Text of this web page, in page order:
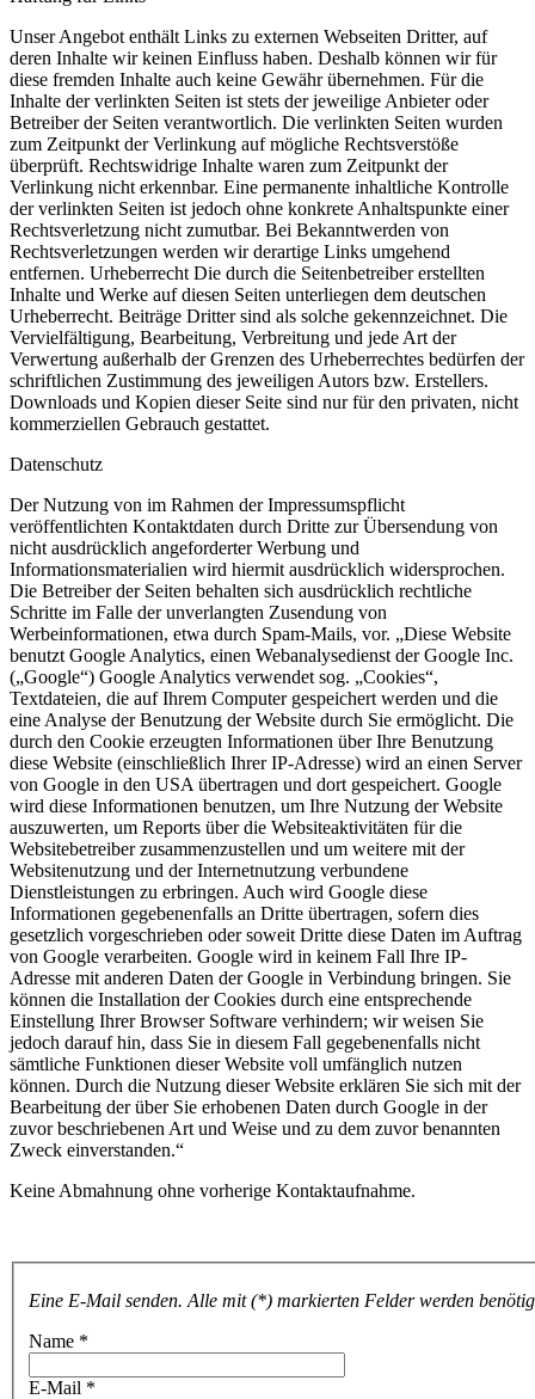
Unser Angebot enthält Links zu externen Webseiten Dritter, auf
deren Inhalte wir keinen Einfluss haben. Deshalb können wir für
diese fremden Inhalte auch keine Gewähr übernehmen. Für die
Inhalte der verlinkten Seiten ist stets der jeweilige Anbieter oder
Betreiber der Seiten verantwortlich. Die verlinkten Seiten wurden
zum Zeitpunkt der Verlinkung auf mögliche Rechtsverstöße
überprüft. Rechtswidrige Inhalte waren zum Zeitpunkt der
Verlinkung nicht erkennbar. Eine permanente inhaltliche Kontrolle
der verlinkten Seiten ist jedoch ohne konkrete Anhaltspunkte einer
Rechtsverletzung nicht zumutbar. Bei Bekanntwerden von
Rechtsverletzungen werden wir derartige Links umgehend
entfernen. Urheberrecht Die durch die Seitenbetreiber erstellten
Inhalte und Werke auf diesen Seiten unterliegen dem deutschen
Urheberrecht. Beiträge Dritter sind als solche gekennzeichnet. Die
Vervielfältigung, Bearbeitung, Verbreitung und jede Art der
Verwertung außerhalb der Grenzen des Urheberrechtes bedürfen der
schriftlichen Zustimmung des jeweiligen Autors bzw. Erstellers.
Downloads und Kopien dieser Seite sind nur für den privaten, nicht
kommerziellen Gebrauch gestattet.
Datenschutz
Der Nutzung von im Rahmen der Impressumspflicht
veröffentlichten Kontaktdaten durch Dritte zur Übersendung von
nicht ausdrücklich angeforderter Werbung und
Informationsmaterialien wird hiermit ausdrücklich widersprochen.
Die Betreiber der Seiten behalten sich ausdrücklich rechtliche
Schritte im Falle der unverlangten Zusendung von
Werbeinformationen, etwa durch Spam-Mails, vor. „Diese Website
benutzt Google Analytics, einen Webanalysedienst der Google Inc.
(„Google“) Google Analytics verwendet sog. „Cookies“,
Textdateien, die auf Ihrem Computer gespeichert werden und die
eine Analyse der Benutzung der Website durch Sie ermöglicht. Die
durch den Cookie erzeugten Informationen über Ihre Benutzung
diese Website (einschließlich Ihrer IP-Adresse) wird an einen Server
von Google in den USA übertragen und dort gespeichert. Google
wird diese Informationen benutzen, um Ihre Nutzung der Website
auszuwerten, um Reports über die Websiteaktivitäten für die
Websitebetreiber zusammenzustellen und um weitere mit der
Websitenutzung und der Internetnutzung verbundene
Dienstleistungen zu erbringen. Auch wird Google diese
Informationen gegebenenfalls an Dritte übertragen, sofern dies
gesetzlich vorgeschrieben oder soweit Dritte diese Daten im Auftrag
von Google verarbeiten. Google wird in keinem Fall Ihre IP-
Adresse mit anderen Daten der Google in Verbindung bringen. Sie
können die Installation der Cookies durch eine entsprechende
Einstellung Ihrer Browser Software verhindern; wir weisen Sie
jedoch darauf hin, dass Sie in diesem Fall gegebenenfalls nicht
sämtliche Funktionen dieser Website voll umfänglich nutzen
können. Durch die Nutzung dieser Website erklären Sie sich mit der
Bearbeitung der über Sie erhobenen Daten durch Google in der
zuvor beschriebenen Art und Weise und zu dem zuvor benannten
Zweck einverstanden.“
Keine Abmahnung ohne vorherige Kontaktaufnahme.
Eine E-Mail senden. Alle mit (*) markierten Felder werden
Name *
E-Mail *